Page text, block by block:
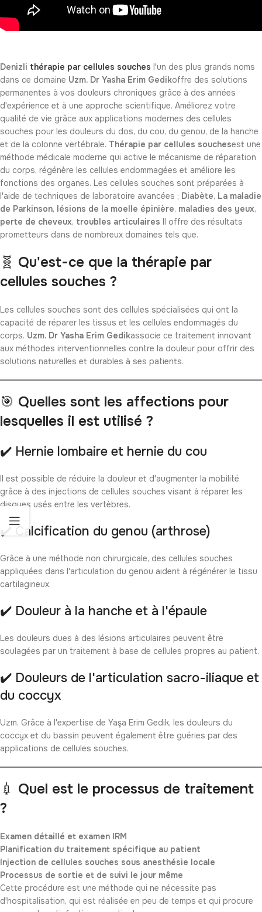
Denizli thérapie par cellules souches l'un des plus grands noms
dans ce domaine Uzm. Dr Yasha Erim Gedikoffre des solutions
permanentes à vos douleurs chroniques grâce à des années
d'expérience et à une approche scientifique. Améliorez votre
qualité de vie grâce aux applications modernes des cellules
souches pour les douleurs du dos, du cou, du genou, de la hanche
et de la colonne vertébrale. Thérapie par cellules souchesest une
méthode médicale moderne qui active le mécanisme de réparation
du corps, régénère les cellules endommagées et améliore les
fonctions des organes. Les cellules souches sont préparées à
l'aide de techniques de laboratoire avancées ; Diabète, La maladie
de Parkinson, lésions de la moelle épinière, maladies des yeux,
perte de cheveux, troubles articulaires Il offre des résultats
prometteurs dans de nombreux domaines tels que.
🧬 Qu'est-ce que la thérapie par
cellules souches ?
Les cellules souches sont des cellules spécialisées qui ont la
capacité de réparer les tissus et les cellules endommagés du
corps. Uzm. Dr Yasha Erim Gedikassocie ce traitement innovant
aux méthodes interventionnelles contre la douleur pour offrir des
solutions naturelles et durables à ses patients.
🎯 Quelles sont les affections pour
lesquelles il est utilisé ?
✔️ Hernie lombaire et hernie du cou
Il est possible de réduire la douleur et d'augmenter la mobilité
grâce à des injections de cellules souches visant à réparer les
disques usés entre les vertèbres.
✔️ Calcification du genou (arthrose)
Grâce à une méthode non chirurgicale, des cellules souches
appliquées dans l'articulation du genou aident à régénérer le tissu
cartilagineux.
✔️ Douleur à la hanche et à l'épaule
Les douleurs dues à des lésions articulaires peuvent être
soulagées par un traitement à base de cellules propres au patient.
✔️ Douleurs de l'articulation sacro-iliaque et
du coccyx
Uzm. Grâce à l'expertise de Yaşa Erim Gedik, les douleurs du
coccyx et du bassin peuvent également être guéries par des
applications de cellules souches.
💉 Quel est le processus de traitement
?
Examen détaillé et examen IRM
Planification du traitement spécifique au patient
Injection de cellules souches sous anesthésie locale
Processus de sortie et de suivi le jour même
Cette procédure est une méthode qui ne nécessite pas
d'hospitalisation, qui est réalisée en peu de temps et qui procure